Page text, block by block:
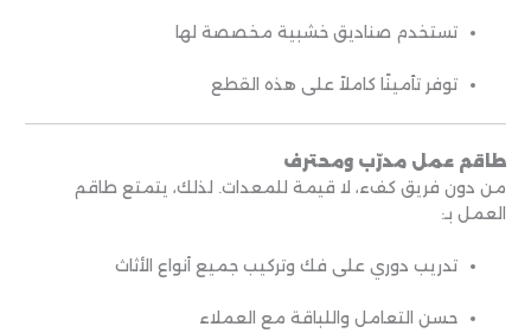
تستخدم صناديق خشبية مخصصة لها
توفر تأمينًا كاملاً على هذه القطع
طاقم عمل مدرّب ومحترف
من دون فريق كفء، لا قيمة للمعدات. لذلك، يتمتع طاقم
العمل بـ:
تدريب دوري على فك وتركيب جميع أنواع الأثاث
حسن التعامل واللباقة مع العملاء